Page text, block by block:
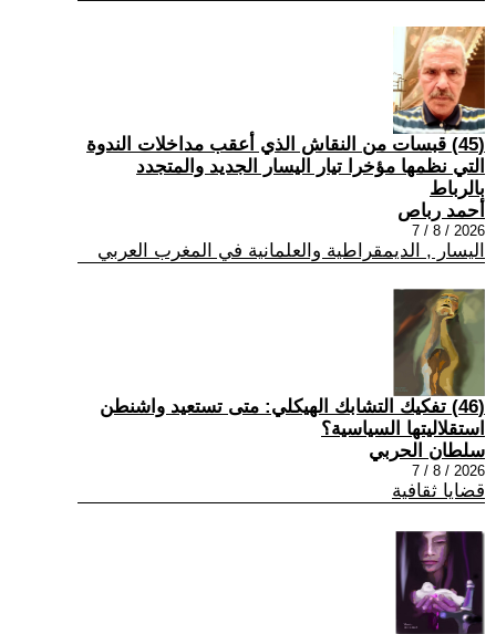
(45) قبسات من النقاش الذي أعقب مداخلات الندوة
التي نظمها مؤخرا تيار اليسار الجديد والمتجدد
بالرباط
أحمد رباص
2026 / 8 / 7
اليسار , الديمقراطية والعلمانية في المغرب العربي
(46) تفكيك التشابك الهيكلي: متى تستعيد واشنطن
استقلاليتها السياسية؟
سلطان الحربي
2026 / 8 / 7
قضايا ثقافية